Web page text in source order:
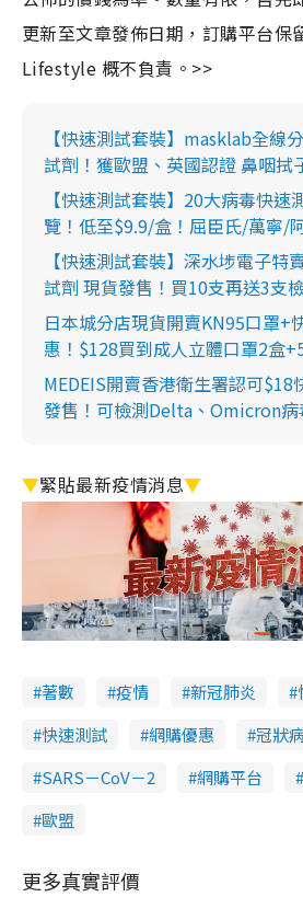
更新至文章發佈日期，訂購平台保
Lifestyle 概不負責。>>
【快速測試套裝】masklab全線
試劑！獲歐盟、英國認證 鼻咽拭
【快速測試套裝】20大病毒快速
覽！低至$9.9/盒！屈臣氏/萬寧/
【快速測試套裝】深水埗電子特
試劑 現貨發售！買10支再送3支
日本城分店現貨開賣KN95口罩+
惠！$128買到成人立體口罩2盒
MEDEIS開賣香港衛生署認可$18
發售！可檢測Delta、Omicron病
▼緊貼最新疫情消息▼
著數 疫情 新冠肺炎
快速測試
網購優惠
冠狀
SARS－CoV－2
網購平台
歐盟
更多真實評價